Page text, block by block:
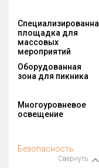
площадка для
массовых
мероприятий
Оборудованная
зона для пикника
Многоуровневое
освещение
Безопасность
Свернуть